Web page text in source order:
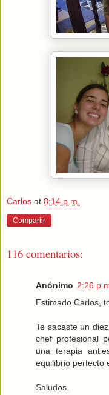
Carlos at 8:14 p.m.
Compartir
116 comentarios:
Anónimo 2:26
Estimado Carlos,
Te sacaste un
chef profesional
una terapia
equilibrio perfecto
Saludos.